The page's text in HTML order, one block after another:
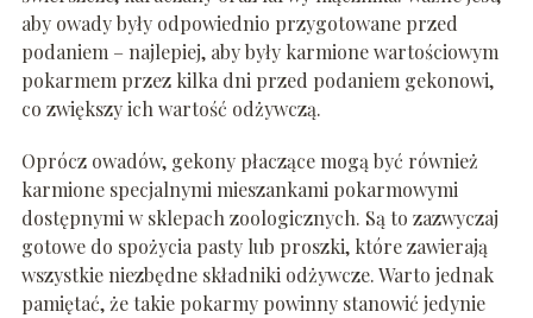
aby owady były odpowiednio przygotowane przed
podaniem – najlepiej, aby były karmione wartościowym
pokarmem przez kilka dni przed podaniem gekonowi,
co zwiększy ich wartość odżywczą.
Oprócz owadów, gekony płaczące mogą być również
karmione specjalnymi mieszankami pokarmowymi
dostępnymi w sklepach zoologicznych. Są to zazwyczaj
gotowe do spożycia pasty lub proszki, które zawierają
wszystkie niezbędne składniki odżywcze. Warto jednak
pamiętać, że takie pokarmy powinny stanowić jedynie